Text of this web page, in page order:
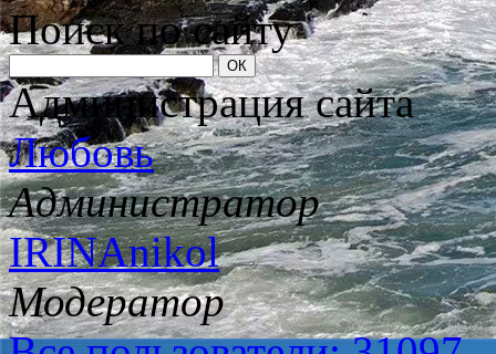
Поиск по сайту
Администрация сайта
Любовь
Администратор
IRINAnikol
Модератор